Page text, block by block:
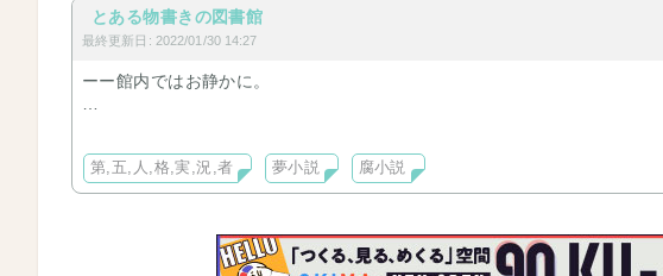
とある物書きの図書館
最終更新日: 2022/01/30 14:27
ーー館内ではお静かに。
ようこそ。館長の「にぃに。」と申します。
ここは絶対に見つかってはならない図書館です。
そしてここで見聞きしたものは誰にも教えてはいけませんよ。
第,五,人,格,実,況,者 夢小説 腐小説